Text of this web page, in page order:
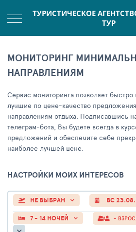
ТУРИСТИЧЕСКОЕ
ТУР
МОНИТОРИНГ
НАПРАВЛЕНИЯМ
Сервис мониторинга позволяет быстро
лучшие по цене-качество
направлениям отдыха. Подписавшись
телеграм-бота, Вы будете всегда в
предложений и обеспечите себе
наиболее лучшей цене.
НАСТРОЙКИ МОИХ ИНТЕРЕСОВ
НЕ ВЫБРАН ВС
7 - 14 НОЧЕЙ -